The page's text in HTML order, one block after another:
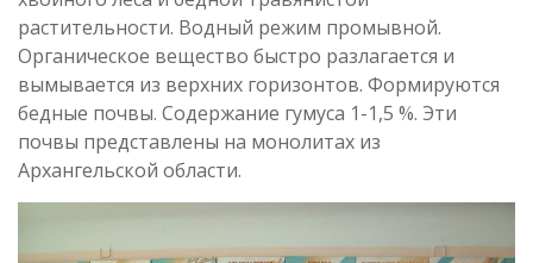
растительности. Водный режим промывной.
Органическое вещество быстро разлагается и
вымывается из верхних горизонтов. Формируются
бедные почвы. Содержание гумуса 1-1,5 %. Эти
почвы представлены на монолитах из
Архангельской области.